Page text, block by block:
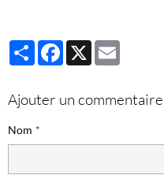
PartagerFacebook
X
Ajouter un commentaire
Nom